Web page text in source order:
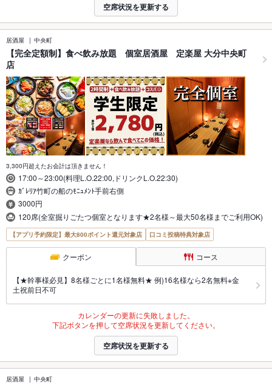
空席状況を更新する
居酒屋 中央町
【完全定額制】食べ飲み放題 個室居酒屋 定楽屋 大分中央町
店
3,300円超えたお会計は頂きません！
17:00～23:00(料理L.O.22:00,ドリンクL.O.22:30)
ｶﾞﾚﾘｱ竹町の船のﾓﾆｭﾒﾝﾄ手前右側
3000円
120席(全室掘りごたつ個室となります★2名様～最大50名様までご利用OK)
【アプリ予約限定】最大800ポイント還元対象店 口コミ投稿特典対象店
クーポン コース
【★幹事様必見】8名様ごとに1名様無料★ 例)16名様なら2名無料※金
土祝前日不可
カレンダーの更新に失敗しました。
下記ボタンを押して空席状況を更新してください。
空席状況を更新する
居酒屋 中央町